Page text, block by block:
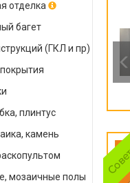
отделка
багет
(ГКЛ и пр)
плинтус
камень
мозаичные полы